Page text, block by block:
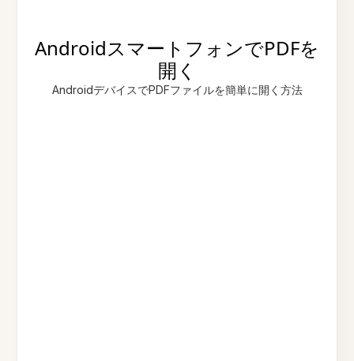
AndroidスマートフォンでPDFを
開く
AndroidデバイスでPDFファイルを簡単に開く方法